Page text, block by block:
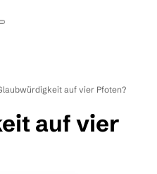
auf vier Pfoten?
auf vier